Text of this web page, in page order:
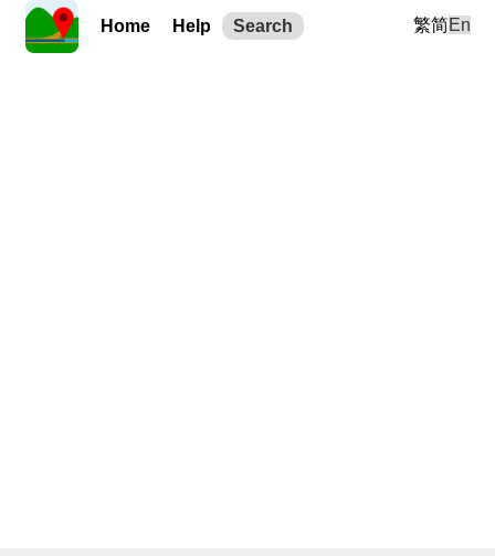
Home Help Search 繁简En